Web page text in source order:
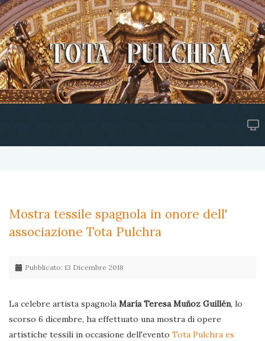
Mostra tessile spagnola in onore dell'
associazione Tota Pulchra
Pubblicato: 13 Dicembre 2018
La celebre artista spagnola María Teresa Muñoz Guillén, lo
scorso 6 dicembre, ha effettuato una mostra di opere
artistiche tessili in occasione dell'evento Tota Pulchra es